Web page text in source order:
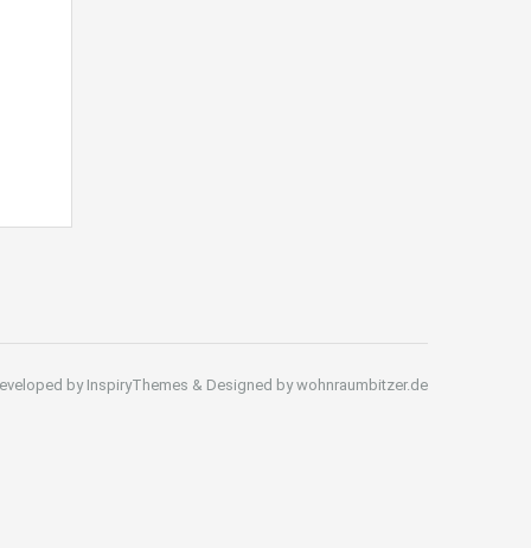
by InspiryThemes & Designed by wohnraumbitzer.de